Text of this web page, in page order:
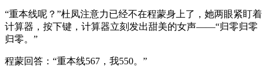
“重本线呢？”杜凤注意力已经不在程蒙身上了，她两眼紧盯着
计算器，按下键，计算器立刻发出甜美的女声——“归零归零
归零。”
程蒙回答：“重本线567，我550。”